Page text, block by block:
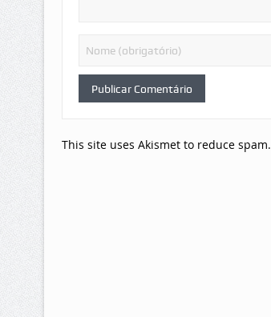
This site uses Akismet to reduce spam.